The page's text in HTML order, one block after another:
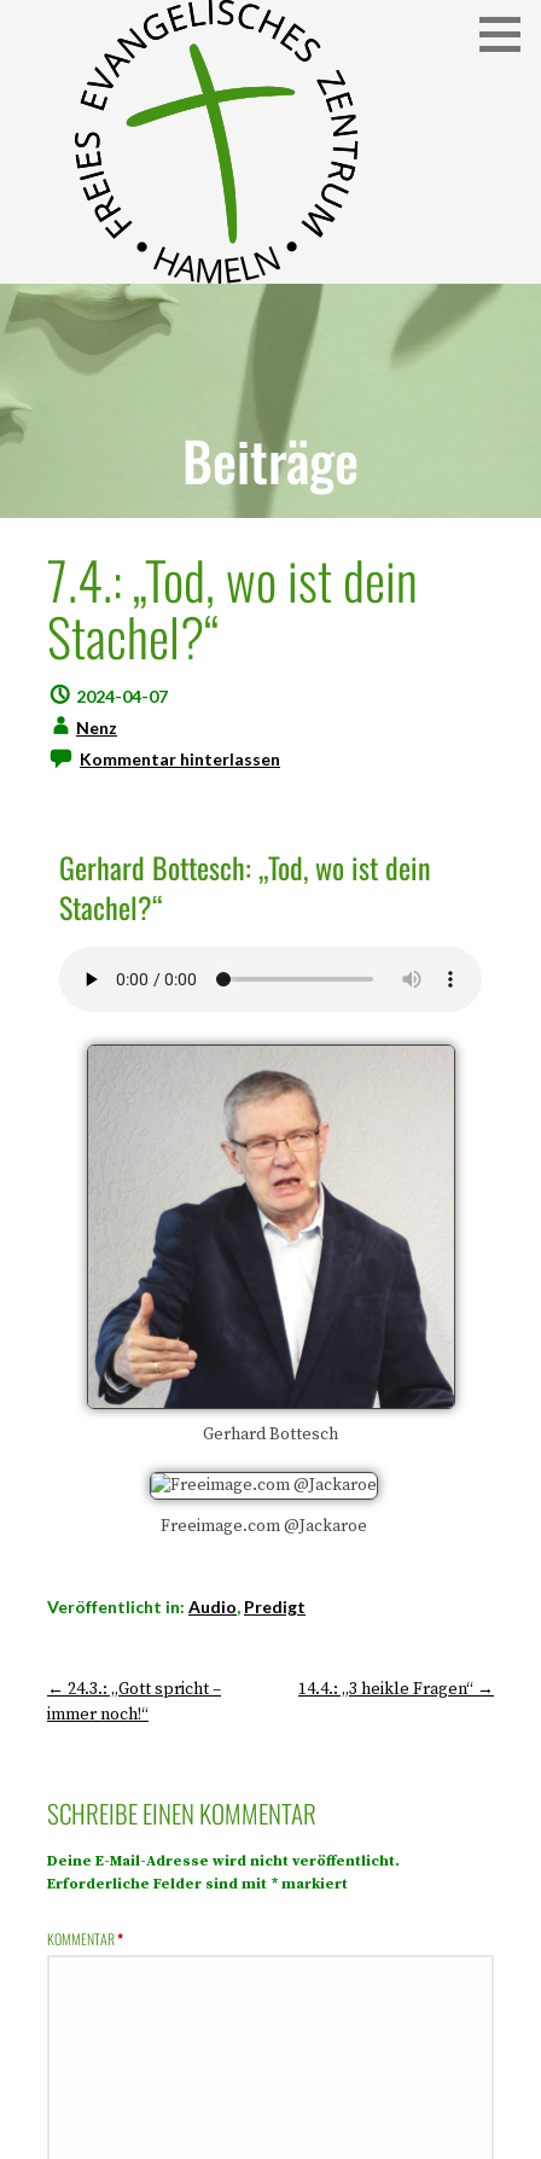
FEZ
Freies Evangelisches Zentrum in Hameln
Beiträge
7.4.: „Tod, wo ist dein
Stachel?“
2024-04-07
Nenz
Kommentar hinterlassen
Gerhard Bottesch: „Tod, wo ist dein
Stachel?“
Gerhard Bottesch
Freeimage.com @Jackaroe
Veröffentlicht in: Audio, Predigt
← 24.3.: „Gott spricht –
immer noch!“
14.4.: „3 heikle Fragen“ →
SCHREIBE EINEN KOMMENTAR
Deine E-Mail-Adresse wird nicht veröffentlicht.
Erforderliche Felder sind mit * markiert
KOMMENTAR*